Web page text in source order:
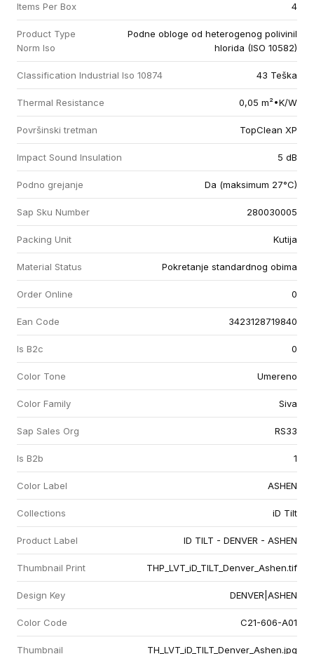
Items Per Box 4
Product Type
Norm Iso
Podne obloge od heterogenog polivinil
hlorida (ISO 10582)
Classification Industrial Iso 10874 43 Teška
Thermal Resistance 0,05 m²•K/W
Površinski tretman TopClean XP
Impact Sound Insulation 5 dB
Podno grejanje Da (maksimum 27°C)
Sap Sku Number 280030005
Packing Unit Kutija
Material Status Pokretanje standardnog obima
Order Online 0
Ean Code 3423128719840
Is B2c 0
Color Tone Umereno
Color Family Siva
Sap Sales Org RS33
Is B2b 1
Color Label ASHEN
Collections iD Tilt
Product Label ID TILT - DENVER - ASHEN
Thumbnail Print THP_LVT_iD_TILT_Denver_Ashen.tif
Design Key DENVER|ASHEN
Color Code C21-606-A01
Thumbnail TH_LVT_iD_TILT_Denver_Ashen.jpg